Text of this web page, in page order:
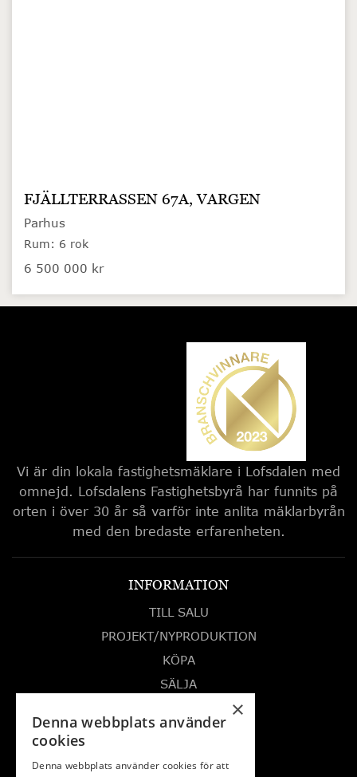
FJÄLLTERRASSEN 67A, VARGEN
Parhus
Rum: 6 rok
6 500 000 kr
Vi är din lokala fastighetsmäklare i Lofsdalen med
omnejd. Lofsdalens Fastighetsbyrå har funnits på
orten i över 30 år så varför inte anlita mäklarbyrån
med den bredaste erfarenheten.
INFORMATION
TILL SALU
PROJEKT/NYPRODUKTION
KÖPA
SÄLJA
LOFSDALEN
×
Denna webbplats använder
cookies
Denna webbplats använder cookies för att